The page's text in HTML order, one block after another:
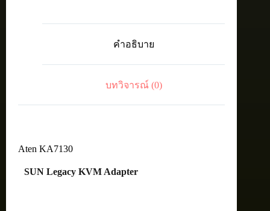
Adapter
คำอธิบาย
บทวิจารณ์ (0)
Aten KA7130
SUN Legacy KVM Adapter